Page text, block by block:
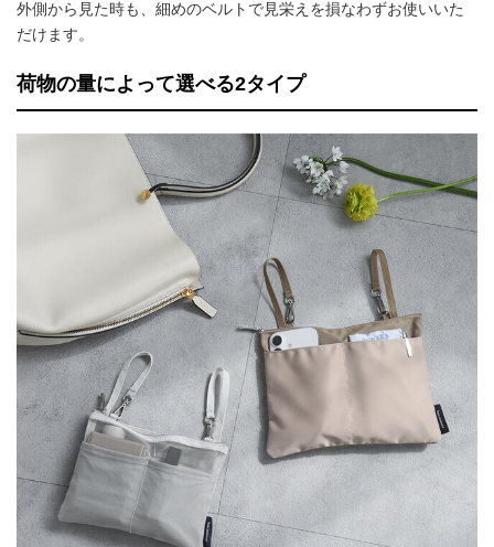
外側から見た時も、細めのベルトで見栄えを損なわずお使いいた
だけます。
荷物の量によって選べる2タイプ